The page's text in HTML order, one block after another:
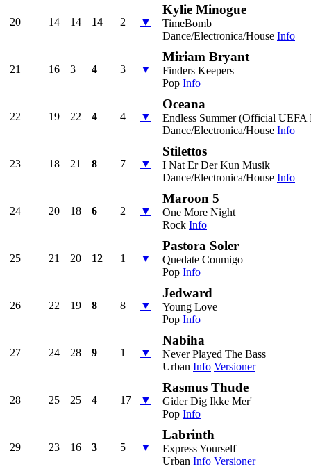
20 14 14 14 2 ▼
Kylie Minogue
TimeBomb
Dance/Electronica/House Info
21 16 3 4 3 ▼
Miriam Bryant
Finders Keepers
Pop Info
22 19 22 4 4 ▼
Oceana
Endless Summer (Official
Dance/Electronica/House Info
23 18 21 8 7 ▼
Stilettos
I Nat Er Der Kun Musik
Dance/Electronica/House Info
24 20 18 6 2 ▼
Maroon 5
One More Night
Rock Info
25 21 20 12 1 ▼
Pastora Soler
Quedate Conmigo
Pop Info
26 22 19 8 8 ▼
Jedward
Young Love
Pop Info
27 24 28 9 1 ▼
Nabiha
Never Played The Bass
Urban Info Versioner
28 25 25 4 17 ▼
Rasmus Thude
Gider Dig Ikke Mer'
Pop Info
29 23 16 3 5 ▼
Labrinth
Express Yourself
Urban Info Versioner